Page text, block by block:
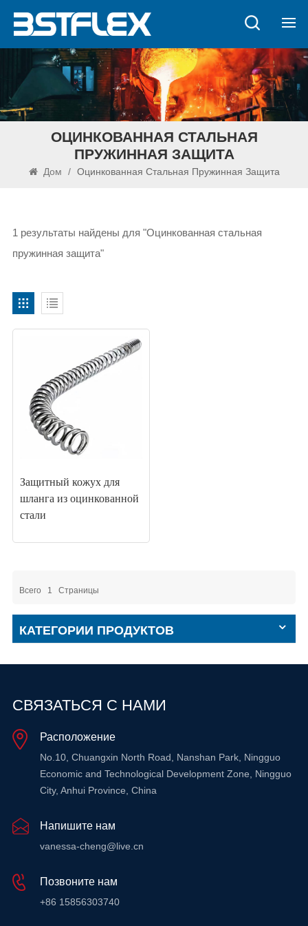
ОЦИНКОВАННАЯ СТАЛЬНАЯ
ПРУЖИННАЯ ЗАЩИТА
Дом / Оцинкованная Стальная Пружинная Защита
1 результаты найдены для "Оцинкованная стальная
пружинная защита"
Защитный кожух для
шланга из оцинкованной
стали
Всего 1 Страницы
КАТЕГОРИИ ПРОДУКТОВ
СВЯЗАТЬСЯ С НАМИ
Расположение
No.10, Chuangxin North Road, Nanshan Park, Ningguo
Economic and Technological Development Zone, Ningguo
City, Anhui Province, China
Напишите нам
vanessa-cheng@live.cn
Позвоните нам
+86 15856303740